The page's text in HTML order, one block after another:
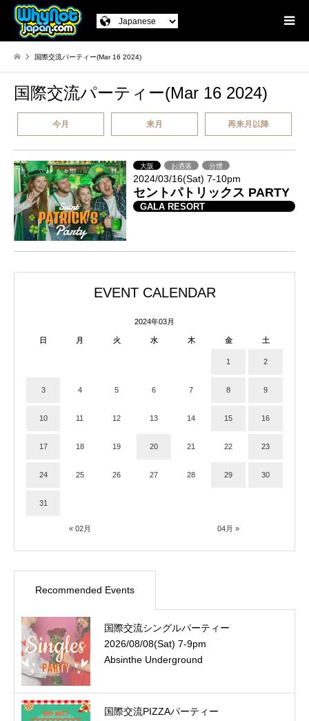
国際交流パーティー(Mar 16 2024)
国際交流パーティー(Mar 16 2024)
今月 来月 再来月以降
大阪 お洒落 分煙
2024/03/16(Sat) 7-10pm
セントパトリックス PARTY
GALA RESORT
EVENT CALENDAR
2024年03月
日 月 火 水 木 金 土
« 02月 04月 »
1 2
3 4 5 6 7 8 9
10 11 12 13 14 15 16
17 18 19 20 21 22 23
24 25 26 27 28 29 30
31
Recommended Events
国際交流シングルパーティー
2026/08/08(Sat) 7-9pm
Absinthe Underground
国際交流PIZZAパーティー